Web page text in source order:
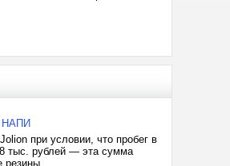
НАПИ
при условии, что пробег в
тыс. рублей — эта сумма
резины,